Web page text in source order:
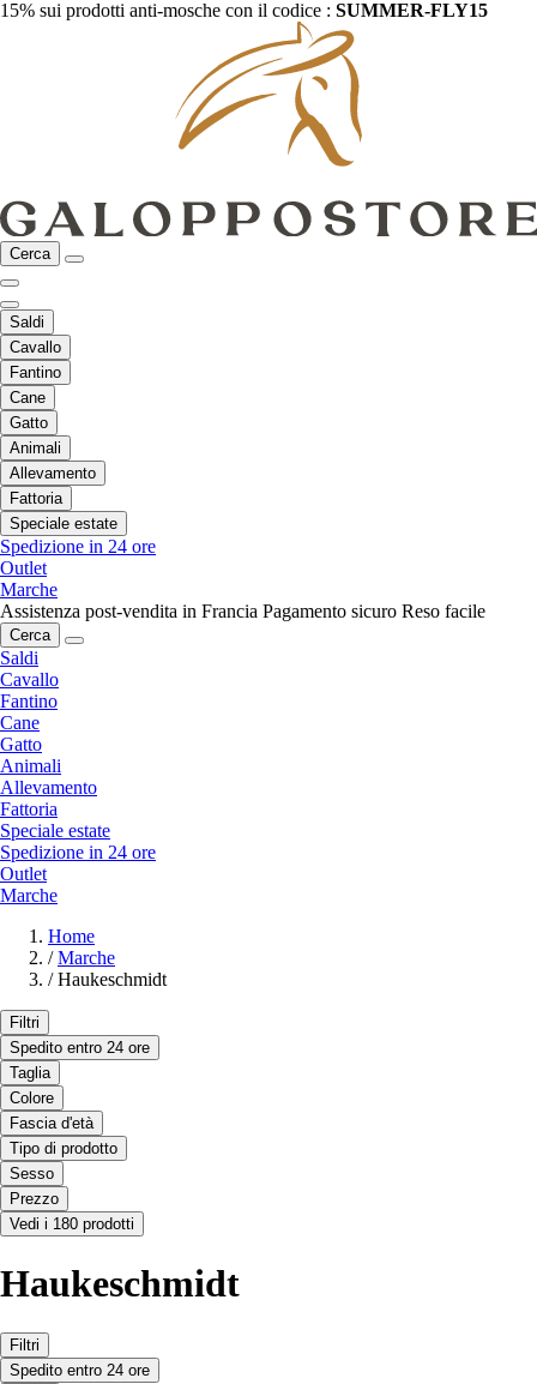
15% sui prodotti anti-mosche con il codice : SUMMER-FLY15
Cerca
Saldi
Cavallo
Fantino
Cane
Gatto
Animali
Allevamento
Fattoria
Speciale estate
Spedizione in 24 ore
Outlet
Marche
Assistenza post-vendita in Francia Pagamento sicuro Reso facile
Cerca
Saldi
Cavallo
Fantino
Cane
Gatto
Animali
Allevamento
Fattoria
Speciale estate
Spedizione in 24 ore
Outlet
Marche
Home
/ Marche
/ Haukeschmidt
Filtri
Spedito entro 24 ore
Taglia
Colore
Fascia d'età
Tipo di prodotto
Sesso
Prezzo
Vedi i 180 prodotti
Haukeschmidt
Filtri
Spedito entro 24 ore